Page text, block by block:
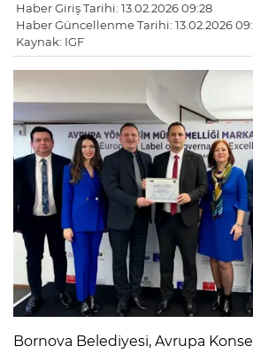
Haber Giriş Tarihi: 13.02.2026 09:28
Haber Güncellenme Tarihi: 13.02.2026
Kaynak: IGF
Bornova Belediyesi, Avrupa